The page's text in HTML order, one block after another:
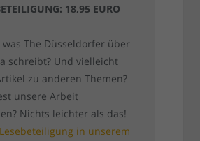
18,95 EURO
The Düsseldorfer über
schreibt? Und vielleicht
zu anderen Themen?
unsere Arbeit
Nichts leichter als das!
Lesebeteiligung in unserem